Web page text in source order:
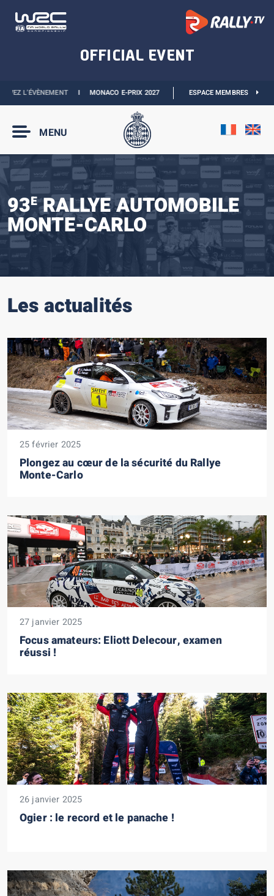
IMONACO E-PRIX 2027 : LES DATES SONT OFFICIELLESI
ESPACE MEMBRES
MENU
93ERALLYE AUTOMOBILE
MONTE-CARLO
Les actualités
25 février 2025
Plongez au cœur de la sécurité du Rallye
Monte-Carlo
27 janvier 2025
Focus amateurs: Eliott Delecour, examen
réussi !
26 janvier 2025
Ogier : le record et le panache !